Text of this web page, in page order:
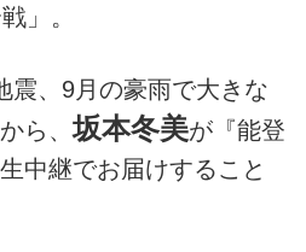
」。
震、9月の豪雨で大きな
ら、坂本冬美が『能登
中継でお届けすること